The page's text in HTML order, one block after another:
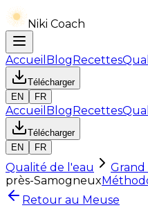
Niki Coach
Accueil BlogRecettes
Télécharger
EN
FR
Accueil BlogRecettes
Télécharger
EN
FR
Qualité de l'eau Grand
près-Samogneux
Retour au Meuse